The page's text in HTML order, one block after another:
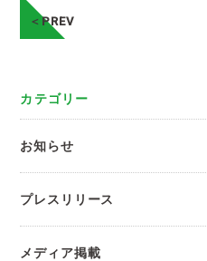
＜PREV
カテゴリー
お知らせ
プレスリリース
メディア掲載